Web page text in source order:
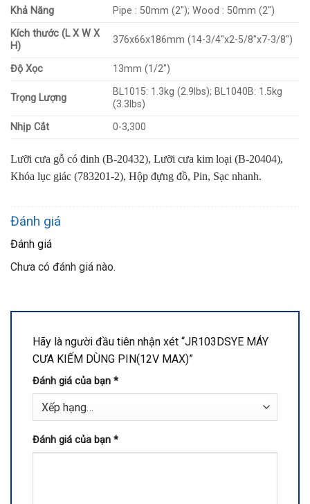
Khả Năng
Pipe : 50mm (2″); Wood : 50mm (2″)
Kích thước (L X W X
H)
376x66x186mm (14-3/4″x2-5/8″x7-3/8″)
Độ Xọc 13mm (1/2″)
Trọng Lượng
BL1015: 1.3kg (2.9lbs); BL1040B: 1.5kg
(3.3lbs)
Nhịp Cắt
0-3,300
Lưỡi cưa gỗ có đinh (B-20432), Lưỡi cưa kim loại (B-20404),
Khóa lục giác (783201-2), Hộp đựng đồ, Pin, Sạc nhanh.
Đánh giá
Đánh giá
Chưa có đánh giá nào.
Hãy là người đầu tiên nhận xét “JR103DSYE MÁY
CƯA KIẾM DÙNG PIN(12V MAX)”
Đánh giá của bạn *
Đánh giá của bạn *